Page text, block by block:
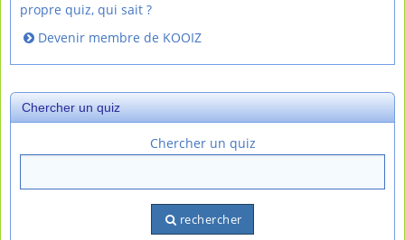
propre quiz, qui sait ?
Devenir membre de KOOIZ
Chercher un quiz
Chercher un quiz
rechercher